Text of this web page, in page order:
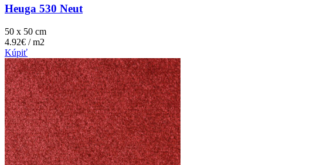
Heuga 530 Neut
50 x 50 cm
4.92€ / m2
Kúpiť